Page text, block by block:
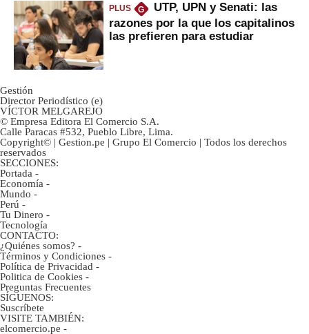
PLUS G
UTP, UPN y Senati: las
razones por la que los capitalinos
las prefieren para estudiar
Gestión
Director Periodístico (e)
VÍCTOR MELGAREJO
© Empresa Editora El Comercio S.A.
Calle Paracas #532, Pueblo Libre, Lima.
Copyright© | Gestion.pe | Grupo El Comercio | Todos los derechos
reservados
SECCIONES:
Portada -
Economía -
Mundo -
Perú -
Tu Dinero -
Tecnología
CONTACTO:
¿Quiénes somos? -
Términos y Condiciones -
Política de Privacidad -
Politica de Cookies -
Preguntas Frecuentes
SÍGUENOS:
Suscríbete
VISITE TAMBIÉN:
elcomercio.pe -